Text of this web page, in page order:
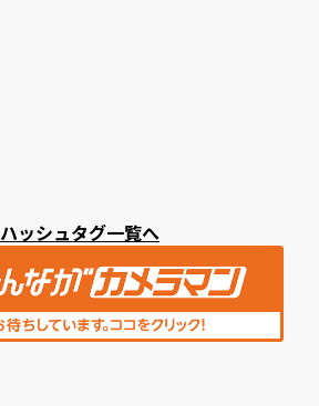
ハッシュタグ一覧へ